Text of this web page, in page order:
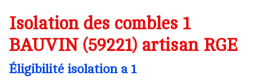
Isolation des combles 1
BAUVIN (59221) artisan RGE
Éligibilité isolation a 1